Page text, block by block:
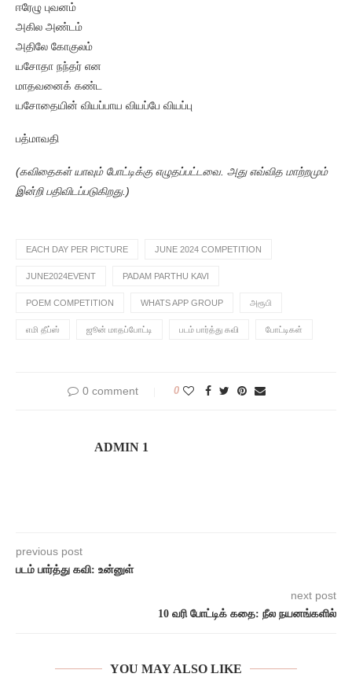
ஈரேழு புவனம்
அகில அண்டம்
அதிலே கோகுலம்
யசோதா நந்தர் என
மாதவனைக் கண்ட
யசோதையின் வியப்பாய வியப்பே வியப்பு
பத்மாவதி
(கவிதைகள் யாவும் போட்டிக்கு எழுதப்பட்டவை. அது எவ்வித மாற்றமும்
இன்றி பதிவிடப்படுகிறது.)
EACH DAY PER PICTURE JUNE 2024 COMPETITION
JUNE2024EVENT PADAM PARTHU KAVI
POEM COMPETITION WHATS APP GROUP அரூபி
எமி தீப்ஸ் ஜூன் மாதப்போட்டி படம் பார்த்து கவி போட்டிகள்
0 comment 0
ADMIN 1
previous post
படம் பார்த்து கவி: உன்னுள்
next post
10 வரி போட்டிக் கதை: நீல நயனங்களில்
YOU MAY ALSO LIKE